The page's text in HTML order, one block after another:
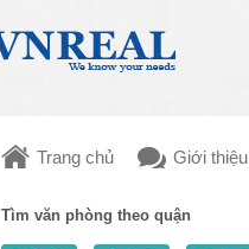
Trang chủ Giới thiệu
Tìm văn phòng theo quận